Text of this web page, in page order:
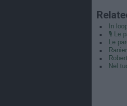
In
🎙️ Le
Le
Nel